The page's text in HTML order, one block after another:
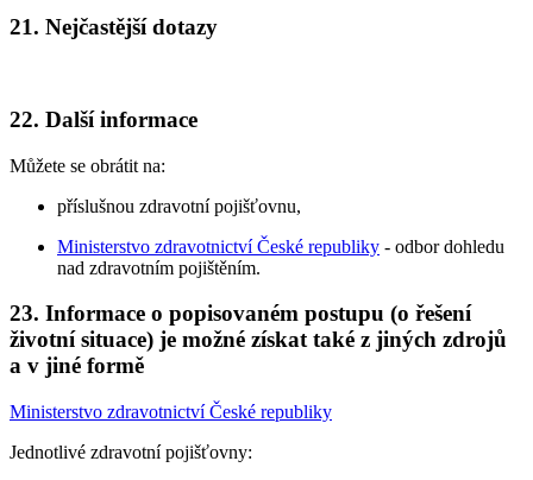
21. Nejčastější dotazy
22. Další informace
Můžete se obrátit na:
příslušnou zdravotní pojišťovnu,
Ministerstvo zdravotnictví České republiky - odbor dohledu
nad zdravotním pojištěním.
23. Informace o popisovaném postupu (o řešení
životní situace) je možné získat také z jiných zdrojů
a v jiné formě
Ministerstvo zdravotnictví České republiky
Jednotlivé zdravotní pojišťovny: